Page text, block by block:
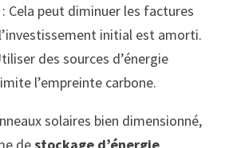
Cela peut diminuer les factures
initial est amorti.
des sources d’énergie
l’empreinte carbone.
solaires bien dimensionné,